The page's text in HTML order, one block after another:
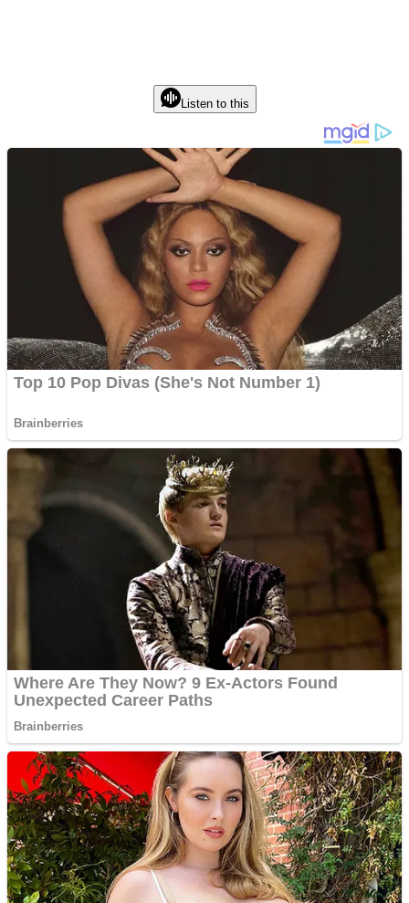
Listen to this